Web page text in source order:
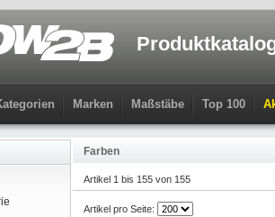
Marken Maßstäbe Top 100
Farben
Artikel 1 bis 155 von 155
Artikel pro Seite: